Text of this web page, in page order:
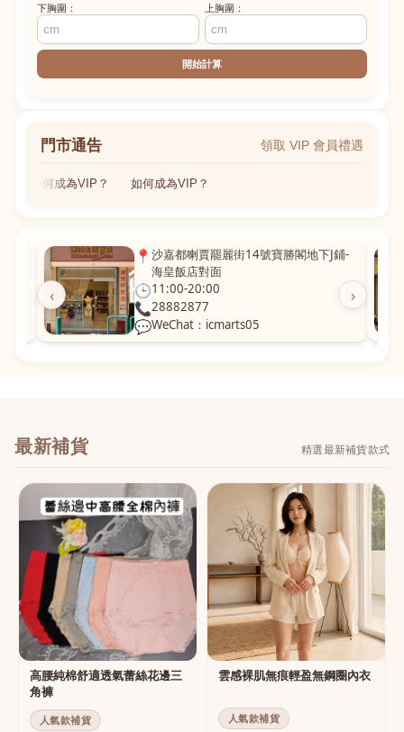
下胸圍： 上胸圍：
開始計算
門市通告 領取 VIP 會員禮遇
如何成為VIP？ 如何成為VIP？
‹ ›
📍沙嘉都喇賈罷麗街14號寶勝閣地下J鋪-
海皇飯店對面
🕒11:00-20:00
📞28882877
💬WeChat：icmarts05
最新補貨 精選最新補貨款式
高腰純棉舒適透氣蕾絲花邊三
角褲
人氣款補貨
雲感裸肌無痕輕盈無鋼圈內衣
人氣款補貨